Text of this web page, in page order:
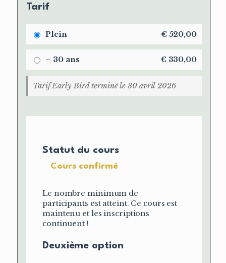
Tarif
Plein € 520,00
– 30 ans € 330,00
Tarif Early Bird terminé le 30 avril 2026
Statut du cours
Cours confirmé
Le nombre minimum de
participants est atteint. Ce cours est
maintenu et les inscriptions
continuent !
Deuxième option